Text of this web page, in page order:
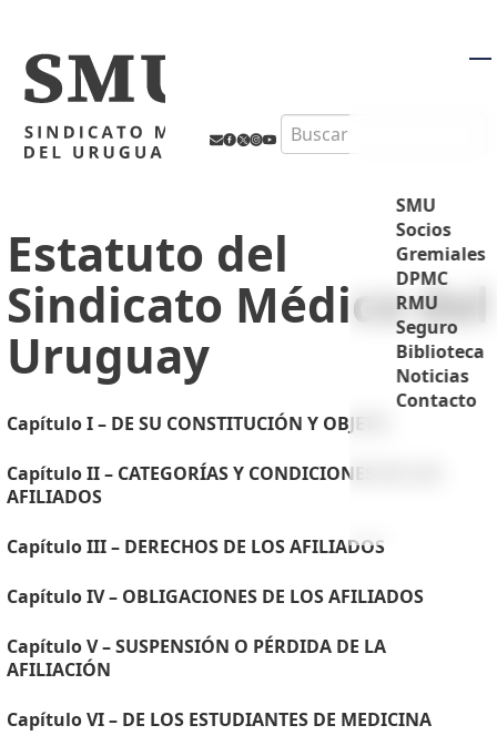
Search
SMU
Socios
Gremiales
DPMC
RMU
Seguro
Biblioteca
Noticias
Contacto
Estatuto del
Sindicato Médico del
Uruguay
Capítulo I – DE SU CONSTITUCIÓN Y OBJETO
Capítulo II – CATEGORÍAS Y CONDICIONES DE LOS
AFILIADOS
Capítulo III – DERECHOS DE LOS AFILIADOS
Capítulo IV – OBLIGACIONES DE LOS AFILIADOS
Capítulo V – SUSPENSIÓN O PÉRDIDA DE LA
AFILIACIÓN
Capítulo VI – DE LOS ESTUDIANTES DE MEDICINA